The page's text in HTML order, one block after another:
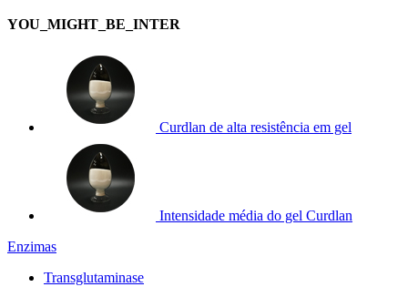
YOU_MIGHT_BE_INTER
Curdlan de alta resistência em gel
Intensidade média do gel Curdlan
Enzimas
Transglutaminase